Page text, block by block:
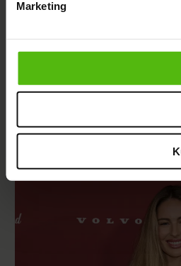
Marketing
Mai Manniche afslører ny